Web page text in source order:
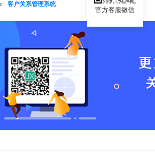
客户关系管理系统
官方客服微信